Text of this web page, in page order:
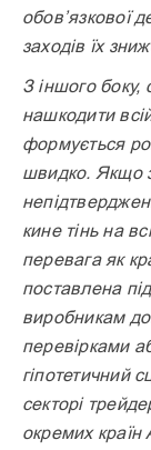
обов’язкової
заходів їх
З іншого боку,
нашкодити
формується
швидко. Якщо
кине тінь на
перевага як
поставлена
виробникам
перевірками
гіпотетичний
секторі
окремих